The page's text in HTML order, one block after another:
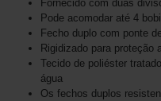
Fornecido com duas
Pode acomodar até 4
Fecho duplo com ponte
Rigidizado para proteção
Tecido de poliéster
água
Os fechos duplos